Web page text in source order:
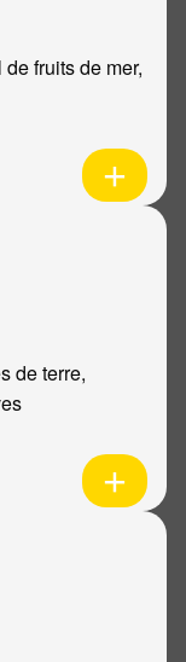
fruits de mer,
de terre,